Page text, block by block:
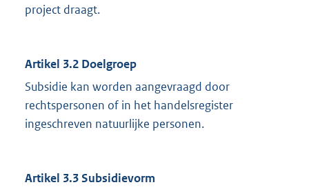
project draagt.
Artikel 3.2 Doelgroep
Subsidie kan worden aangevraagd door
rechtspersonen of in het handelsregister
ingeschreven natuurlijke personen.
Artikel 3.3Subsidievorm